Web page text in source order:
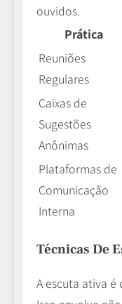
ouvidos.
Prática
Reuniões
Regulares
Caixas de
Sugestões
Anônimas
Plataformas de
Comunicação
Interna
Técnicas De
A escuta ativa